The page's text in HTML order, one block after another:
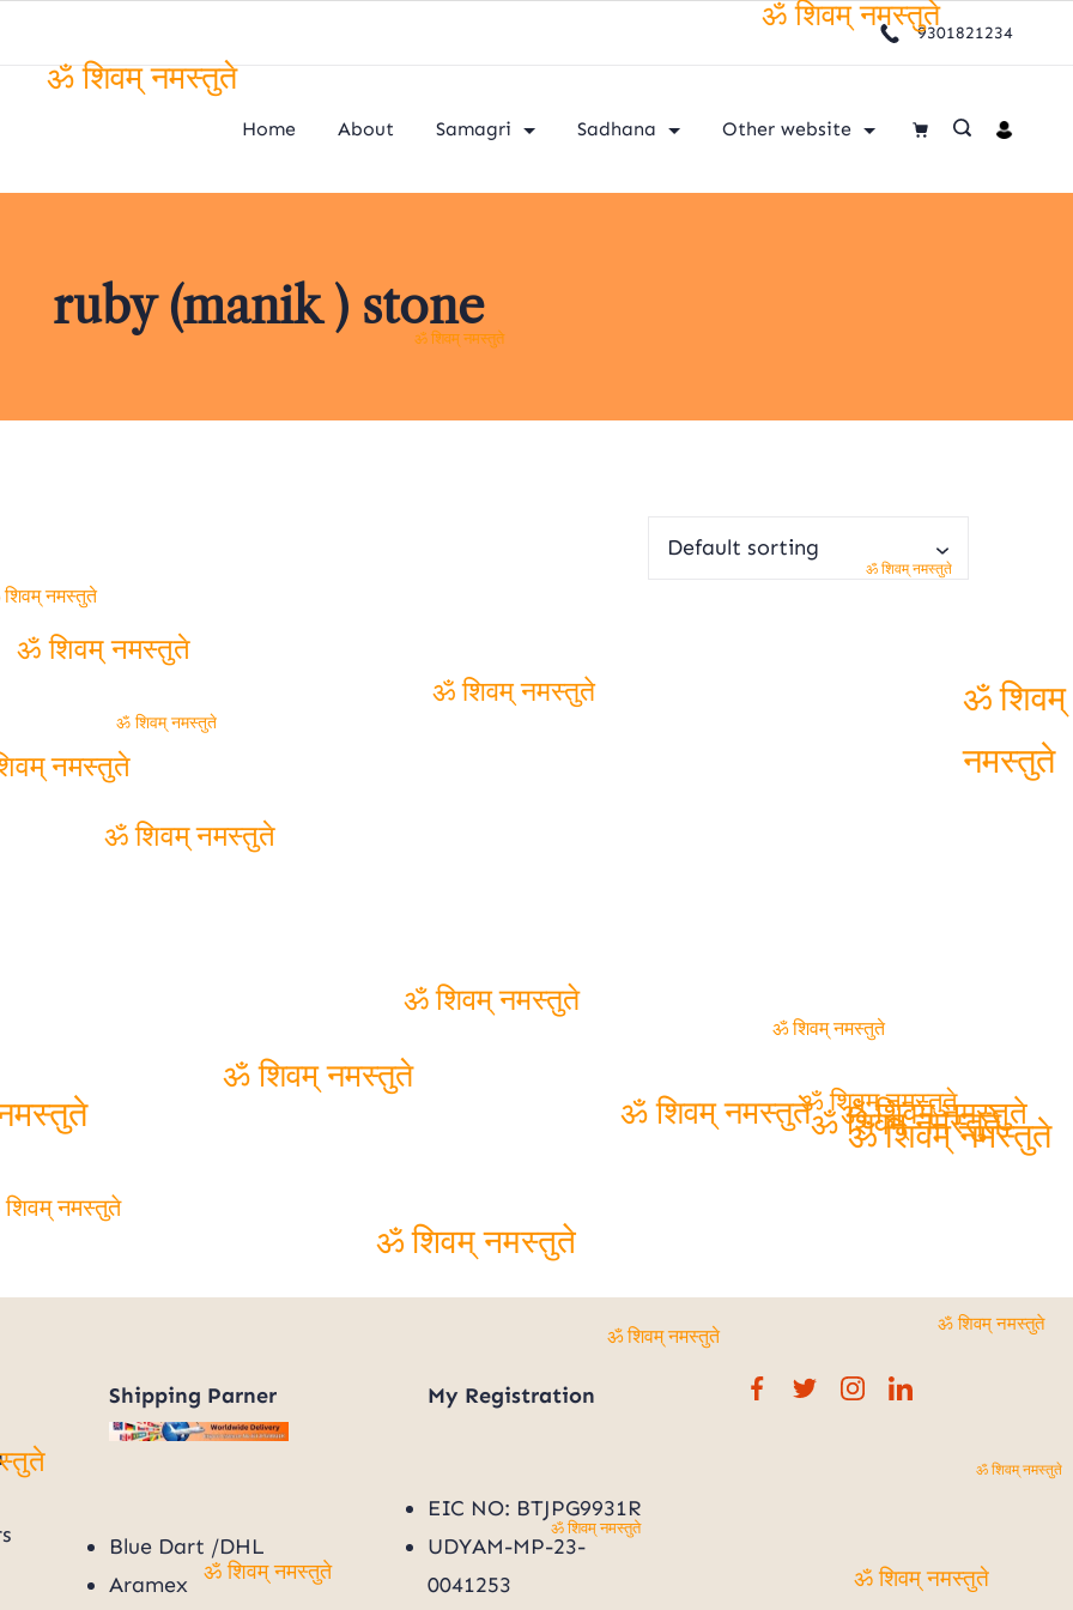
9301821234
Home About Samagri Sadhana Other website
ruby (manik ) stone
Shipping Parner
Blue Dart /DHL
Aramex
My Registration
EIC NO: BTJPG9931R
UDYAM-MP-23-
0041253
ॐ शिवम् नमस्तुते
ॐ शिवम् नमस्तुते
ॐ शिवम् नमस्तुते
ॐ शिवम् नमस्तुते
ॐ शिवम् नमस्तुते
ॐ शिवम् नमस्तुते
ॐ शिवम् नमस्तुते
ॐ शिवम् नमस्तुते
ॐ शिवम् नमस्तुते
ॐ शिवम् नमस्तुते
ॐ शिवम् नमस्तुते
नमस्तुते
ॐ शिवम् नमस्तुते
ॐ शिवम् नमस्तुते
ॐ शिवम् नमस्तुते
ॐ शिवम् नमस्तुते
ॐ शिवम् नमस्तुते
ॐ शिवम् नमस्तुते
ॐ शिवम् नमस्तुते
ॐ शिवम् नमस्तुते
ॐ शिवम् नमस्तुते
नमस्तुते
ॐ शिवम् नमस्तुते
ॐ शिवम् नमस्तुते
ॐ शिवम् नमस्तुते
शिवम् नमस्तुते
ॐ शिवम्
नमस्तुते